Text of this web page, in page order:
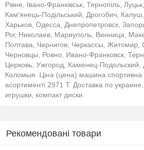
Рівне, Івано-Франківськ, Тернопіль,
Кам'янець-Подільський, Дрогобич,
Харьков, Одесса, Днепропетровск,
Рог, Николаев, Мариуполь, Винница,
Полтава, Чернигов, Черкассы, Житомир,
Черновцы, Ровно, Ивано-Франковск,
Церковь, Ужгород, Каменец-Подольский,
Коломыя. Ціна (цена) машина спортивна
асортименті 2971 Т. Доставка по украине,
игрушки, компакт диски.
Рекомендовані товари